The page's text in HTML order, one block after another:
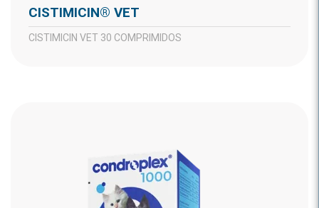
CISTIMICIN® VET
CISTIMICIN VET 30 COMPRIMIDOS